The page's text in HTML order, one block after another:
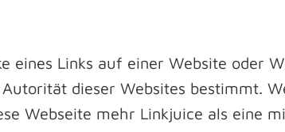
eines Links auf einer Website oder
dieser Websites bestimmt.
Webseite mehr Linkjuice als eine